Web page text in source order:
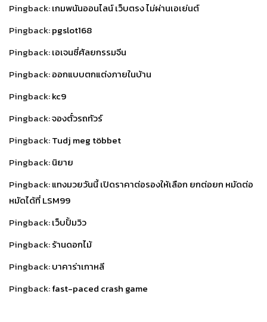
Pingback:เกมพนันออนไลน์ เว็บตรง ไม่ผ่านเอเย่นต์
Pingback:pgslot168
Pingback:เอเจนซี่ศัลยกรรมจีน
Pingback:ออกแบบตกแต่งภายในบ้าน
Pingback:kc9
Pingback:จองตั๋วรถทัวร์
Pingback:Tudj meg többet
Pingback:นิยาย
Pingback:แทงมวยวันนี้ เปิดราคาต่อรองให้เลือก ยกต่อยก หมัดต่อ
หมัดได้ที่ LSM99
Pingback:เว็บปั้มวิว
Pingback:ร้านดอกไม้
Pingback:บาคาร่าเกาหลี
Pingback:fast-paced crash game